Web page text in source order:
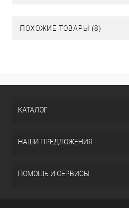
ПОХОЖИЕ ТОВАРЫ (8)
КАТАЛОГ
НАШИ ПРЕДЛОЖЕНИЯ
ПОМОЩЬ И СЕРВИСЫ